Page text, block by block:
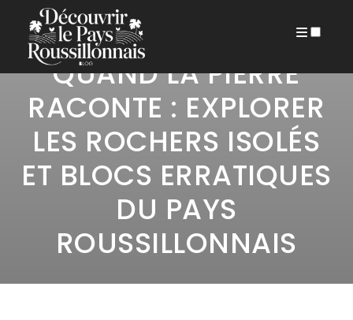
PUBLICATIONS
26 FÉVRIER 2026
QUAND LA PIERRE
RACONTE : EXPLORER
LES ROCHERS ISOLÉS
ET BLOCS ERRATIQUES
DU PAYS
ROUSSILLONNAIS